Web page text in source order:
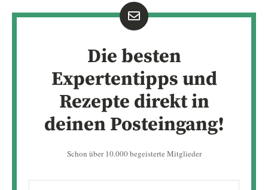
Die besten
Expertentipps und
Rezepte direkt in
deinen Posteingang!
Schon über 10.000 begeisterte Mitglieder